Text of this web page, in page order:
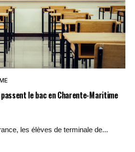
le bac en Charente-Maritime
les élèves de terminale de...